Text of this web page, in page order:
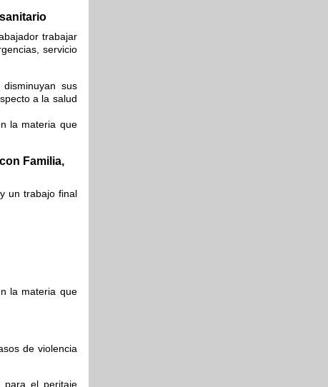
trabajar
servicio
sus
a la salud
la materia que
Familia,
un trabajo final
la materia que
de violencia
para el peritaje